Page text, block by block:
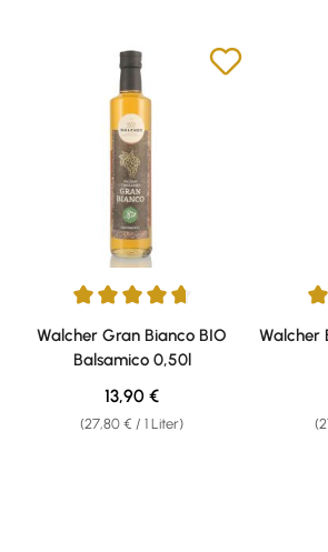
Durchschnittliche Bewertung von 4.75
Walcher Gran Bianco BIO
Balsamico 0,50l
(27,80 € / 1 Liter)
Regulärer Preis:
13,90 €
Walcher